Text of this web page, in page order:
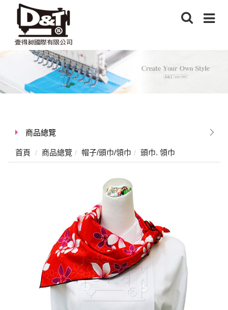
商品總覽
首頁 商品總覽 帽子/頭巾/領巾 頭巾. 領巾